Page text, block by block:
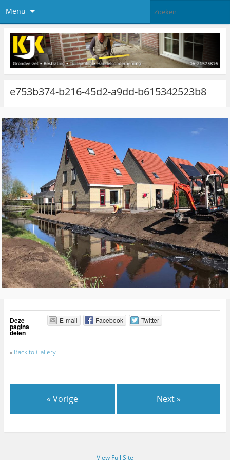
Menu
e753b374-b216-45d2-a9dd-b615342523b8
Deze
pagina
delen
E-mail Facebook Twitter
« Back to Gallery
« Vorige Next »
View Full Site